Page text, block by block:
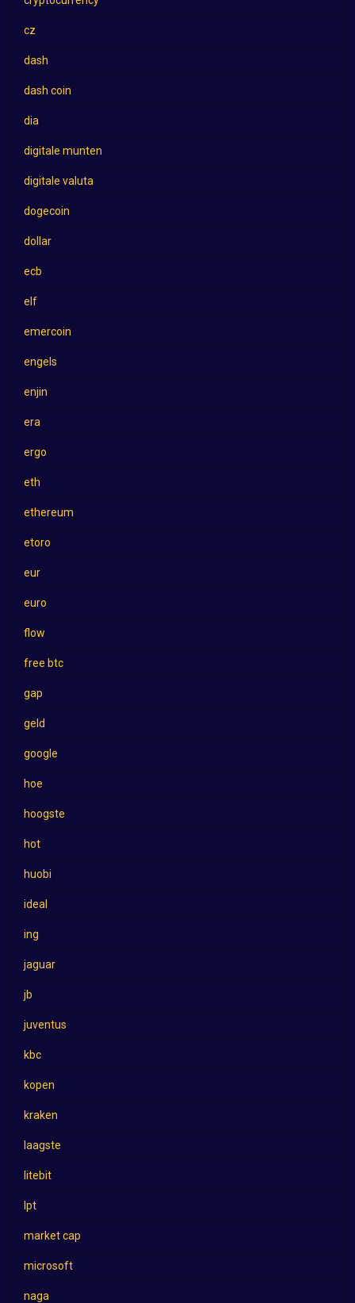
cz
dash
dash coin
dia
digitale munten
digitale valuta
dogecoin
dollar
ecb
elf
emercoin
engels
enjin
era
ergo
eth
ethereum
etoro
eur
euro
flow
free btc
gap
geld
google
hoe
hoogste
hot
huobi
ideal
ing
jaguar
jb
juventus
kbc
kopen
kraken
laagste
litebit
lpt
market cap
microsoft
naga